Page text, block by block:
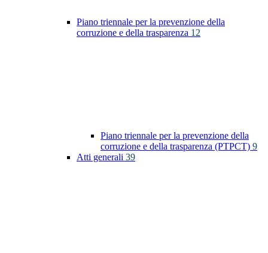
Piano triennale per la prevenzione della
corruzione e della trasparenza 12
Piano triennale per la prevenzione della
corruzione e della trasparenza (PTPCT) 9
Atti generali 39